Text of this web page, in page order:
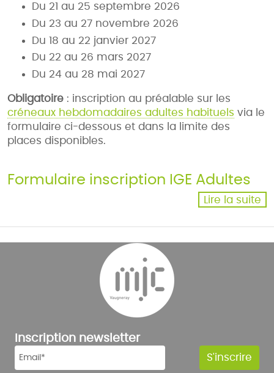
Du 21 au 25 septembre 2026
Du 23 au 27 novembre 2026
Du 18 au 22 janvier 2027
Du 22 au 26 mars 2027
Du 24 au 28 mai 2027
Obligatoire : inscription au préalable sur les
créneaux hebdomadaires adultes habituels via le
formulaire ci-dessous et dans la limite des
places disponibles.
Formulaire inscription IGE Adultes
Lire la suite
Inscription newsletter